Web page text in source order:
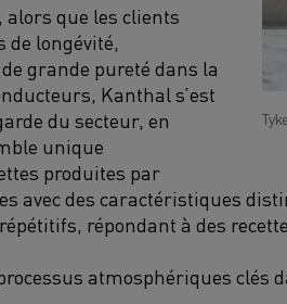
que les clients
de longévité,
grande pureté dans la
Kanthal s’est
du secteur, en
unique
produites par
avec des caractéristiques
répondant à des
atmosphériques clés